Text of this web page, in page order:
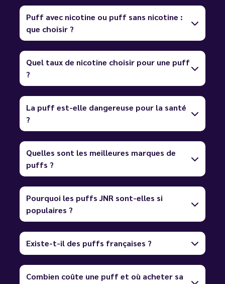
Puff avec nicotine ou puff sans nicotine :
que choisir ?
Quel taux de nicotine choisir pour une puff
?
La puff est-elle dangereuse pour la santé
?
Quelles sont les meilleures marques de
puffs ?
Pourquoi les puffs JNR sont-elles si
populaires ?
Existe-t-il des puffs françaises ?
Combien coûte une puff et où acheter sa